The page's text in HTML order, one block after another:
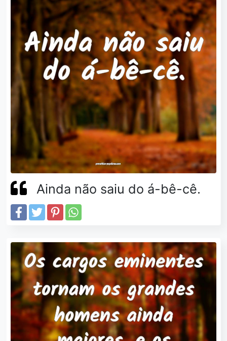
Ainda não saiu do á-bê-cê.